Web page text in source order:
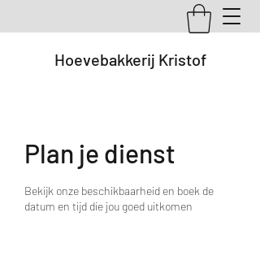
Hoevebakkerij Kristof
Plan je dienst
Bekijk onze beschikbaarheid en boek de
datum en tijd die jou goed uitkomen